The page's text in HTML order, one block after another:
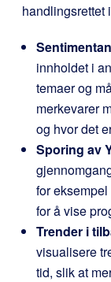
handlingsrettet
innholdet i
temaer og
merkevarer
og hvor det
Sporing av
for
for å vise
Trender i
visualisere
tid, slik at